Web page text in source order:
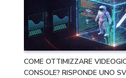
COME OTTIMIZZARE
CONSOLE? RISPONDE UNO